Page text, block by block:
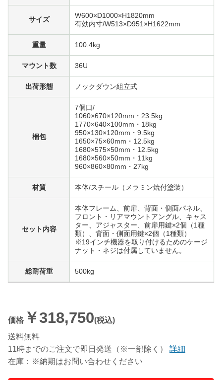
サイズ
W600×D1000×H1820mm
有効内寸/W513×D951×H1622mm
重量 100.4kg
マウント数 36U
出荷形態 ノックダウン組立式
梱包
7個口/
1060×670×120mm・23.5kg
1770×640×100mm・18kg
950×130×120mm・9.5kg
1650×75×60mm・12.5kg
1680×575×50mm・12.5kg
1680×560×50mm・11kg
960×860×80mm・27kg
材質 本体/スチール（メラミン焼付塗装）
セット内容
本体フレーム、前扉、背面・側面パネル、
フロント・リアマウントアングル、キャス
ター、アジャスター、前扉用鍵×2個（1種
類）、背面・側面用鍵×2個（1種類）
※19インチ機器を取り付けるためのケージ
ナット・ネジは付属していません。
総耐荷重 500kg
価格 ￥318,750(税込)
送料無料
11時までのご注文で即日発送（※一部除く）
詳細
在庫：※納期はお問い合わせください